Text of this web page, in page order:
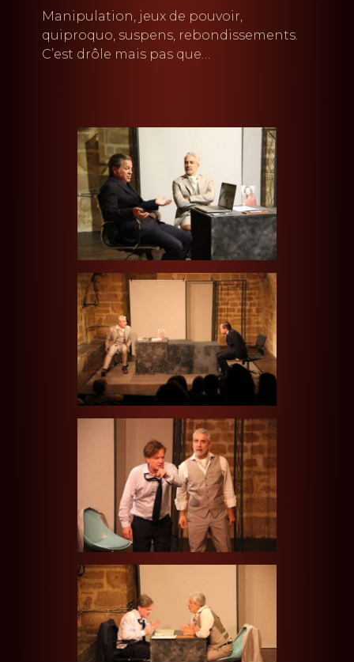
Manipulation, jeux de pouvoir,
quiproquo, suspens, rebondissements.
C’est drôle mais pas que…